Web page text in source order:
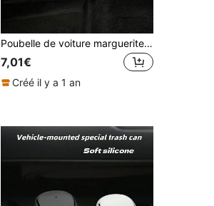
Poubelle de voiture marguerite, bac de rangement suspendu à rabat pour voiture, décoration intérieure de voiture mignonne, seau multifonction pour articles divers, boîte étanche pour articles divers de voiture, fournitures multifonction pour voiture.
7,01€
Créé il y a 1 an